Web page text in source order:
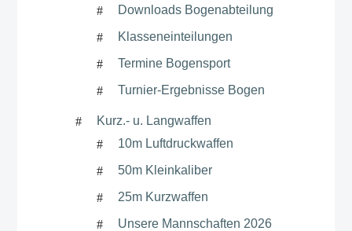
Downloads Bogenabteilung
Klasseneinteilungen
Termine Bogensport
Turnier-Ergebnisse Bogen
Kurz.- u. Langwaffen
10m Luftdruckwaffen
50m Kleinkaliber
25m Kurzwaffen
Unsere Mannschaften 2026